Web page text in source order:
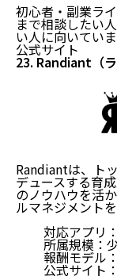
初心者・副業ラ
まで相談したい
い人に向いていま
公式サイト
23. Randiant（ラ
Randiantは、ト
デュースする育
のノウハウを活
ルマネジメント
対応アプリ
所属規模：
報酬モデル
公式サイト：